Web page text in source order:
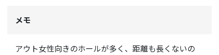
メモ
アウト女性向きのホールが多く、距離も長くないの